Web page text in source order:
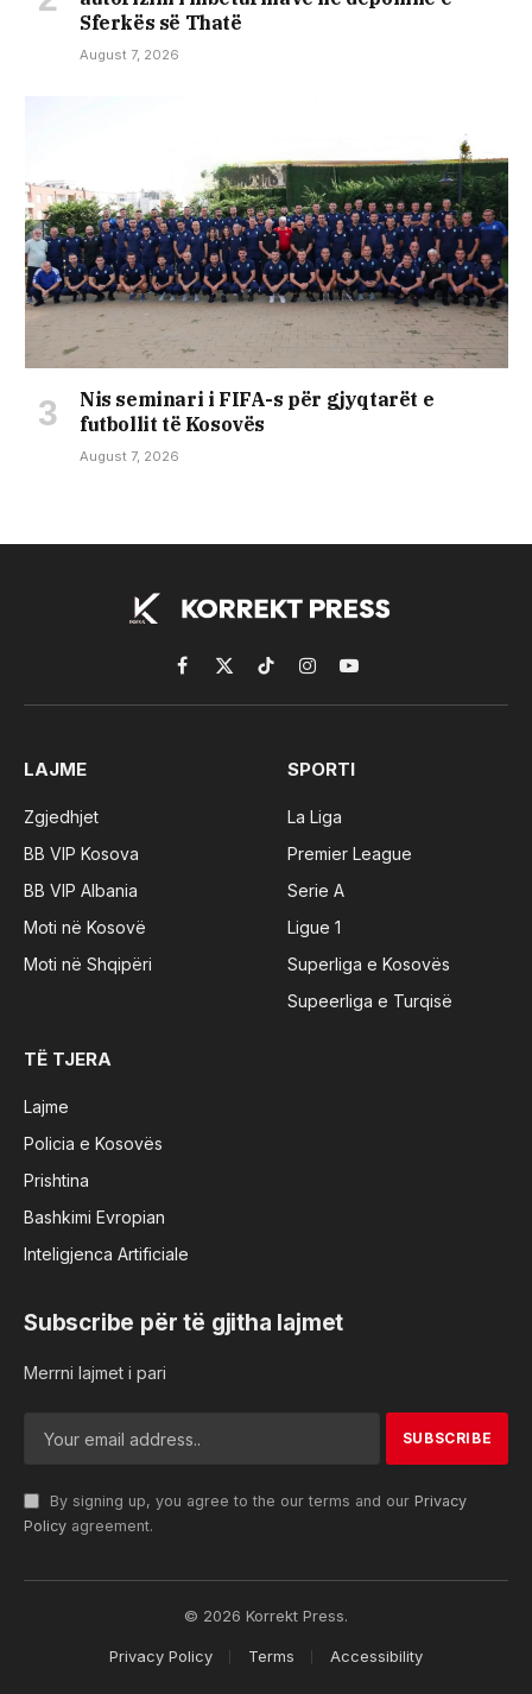
Sferkës së Thatë
August 7, 2026
Nis seminari i FIFA-s për gjyqtarët e
futbollit të Kosovës
August 7, 2026
Facebook
X
(Twitter)
TikTokInstagramYouTube
LAJME
Zgjedhjet
BB VIP Kosova
BB VIP Albania
Moti në Kosovë
Moti në Shqipëri
SPORTI
La Liga
Premier League
Serie A
Ligue 1
Superliga e Kosovës
Supeerliga e Turqisë
TË TJERA
Lajme
Policia e Kosovës
Prishtina
Bashkimi Evropian
Inteligjenca Artificiale
Subscribe për të gjitha lajmet
Merrni lajmet i pari
By signing up, you agree to the our terms and our Privacy
Policy agreement.
© 2026 Korrekt Press.
Privacy Policy Terms Accessibility